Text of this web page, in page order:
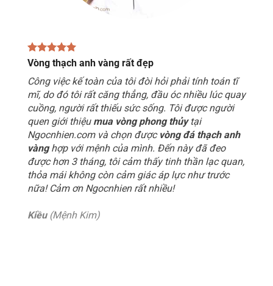
Vòng thạch anh vàng rất đẹp
Công việc kế toàn của tôi đòi hỏi phải tính toán tĩ
mĩ, do đó tôi rất căng thẳng, đầu óc nhiều lúc quay
cuồng, người rất thiếu sức sống. Tôi được người
quen giới thiệu mua vòng phong thủytại
Ngocnhien.com và chọn được vòng đá thạch anh
vànghợp với mệnh của mình. Đến này đã đeo
được hơn 3 tháng, tôi cảm thấy tinh thần lạc quan,
thỏa mái không còn cảm giác áp lực như trước
nữa! Cảm ơn Ngocnhien rất nhiều!
Kiều(Mệnh Kim)